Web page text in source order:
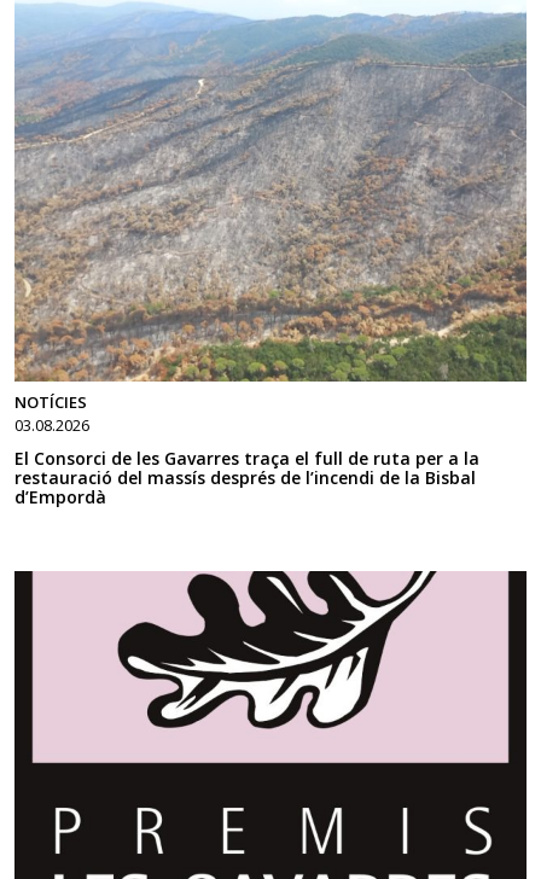
NOTÍCIES
03.08.2026
El Consorci de les Gavarres traça el full de ruta per a la
restauració del massís després de l’incendi de la Bisbal
d’Empordà